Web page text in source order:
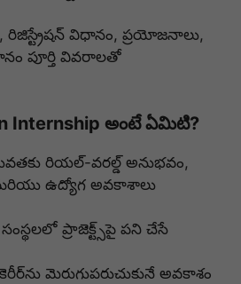
రిజిస్ట్రేషన్ విధానం, ప్రయోజనాలు,
పూర్తి వివరాలతో
Internship అంటే ఏమిటి?
రియల్-వరల్డ్ అనుభవం,
ఉద్యోగ అవకాశాలు
ప్రాజెక్ట్స్‌పై పని చేసే
మెరుగుపరుచుకునే అవకాశం